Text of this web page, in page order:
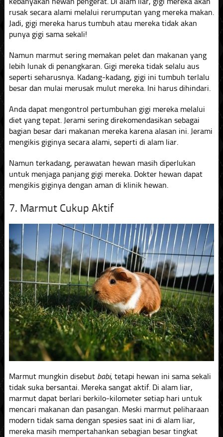
rusak secara alami melalui rerumputan yang mereka makan.
Jadi, gigi mereka harus tumbuh atau mereka tidak akan
punya gigi sama sekali!
Namun marmut sering memakan pelet dan makanan yang
lebih lunak di penangkaran. Gigi mereka tidak selalu aus
seperti seharusnya. Kadang-kadang, gigi ini tumbuh terlalu
besar dan mulai merusak mulut mereka. Ini harus dihindari.
Anda dapat mengontrol pertumbuhan gigi mereka melalui
diet yang tepat. Jerami sering direkomendasikan sebagai
bagian besar dari makanan mereka karena alasan ini. Jerami
mengikis giginya secara alami, seperti di alam liar.
Namun terkadang, perawatan hewan masih diperlukan
untuk menjaga panjang gigi mereka. Dokter hewan dapat
mengikis giginya dengan aman di klinik hewan.
7. Marmut Cukup Aktif
Marmut mungkin disebut babi, tetapi hewan ini sama sekali
tidak suka bersantai. Mereka sangat aktif. Di alam liar,
marmut dapat berlari berkilo-kilometer setiap hari untuk
mencari makanan dan pasangan. Meski marmut peliharaan
modern tidak sama dengan spesies saat ini di alam liar,
mereka masih mempertahankan sebagian besar tingkat